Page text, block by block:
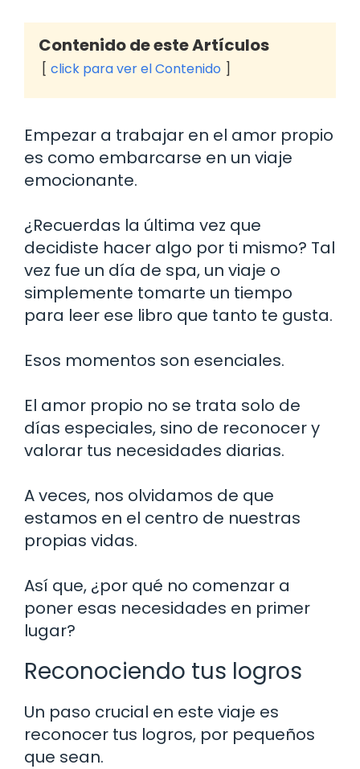
Contenido de este Artículos
click para ver el Contenido
Empezar a trabajar en el amor propio
es como embarcarse en un viaje
emocionante.
¿Recuerdas la última vez que
decidiste hacer algo por ti mismo? Tal
vez fue un día de spa, un viaje o
simplemente tomarte un tiempo
para leer ese libro que tanto te gusta.
Esos momentos son esenciales.
El amor propio no se trata solo de
días especiales, sino de reconocer y
valorar tus necesidades diarias.
A veces, nos olvidamos de que
estamos en el centro de nuestras
propias vidas.
Así que, ¿por qué no comenzar a
poner esas necesidades en primer
lugar?
Reconociendo tus logros
Un paso crucial en este viaje es
reconocer tus logros, por pequeños
que sean.